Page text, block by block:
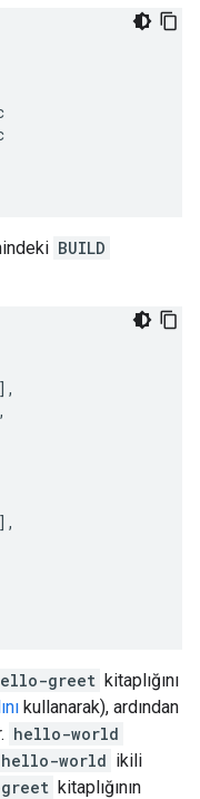
BUILD
],
],
greet kitaplığını
kullanarak), ardından
hello-world
hello-world ikili
kitaplığının